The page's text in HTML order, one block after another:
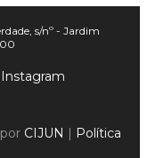
s/nº - Jardim
Instagram
CIJUN | Política